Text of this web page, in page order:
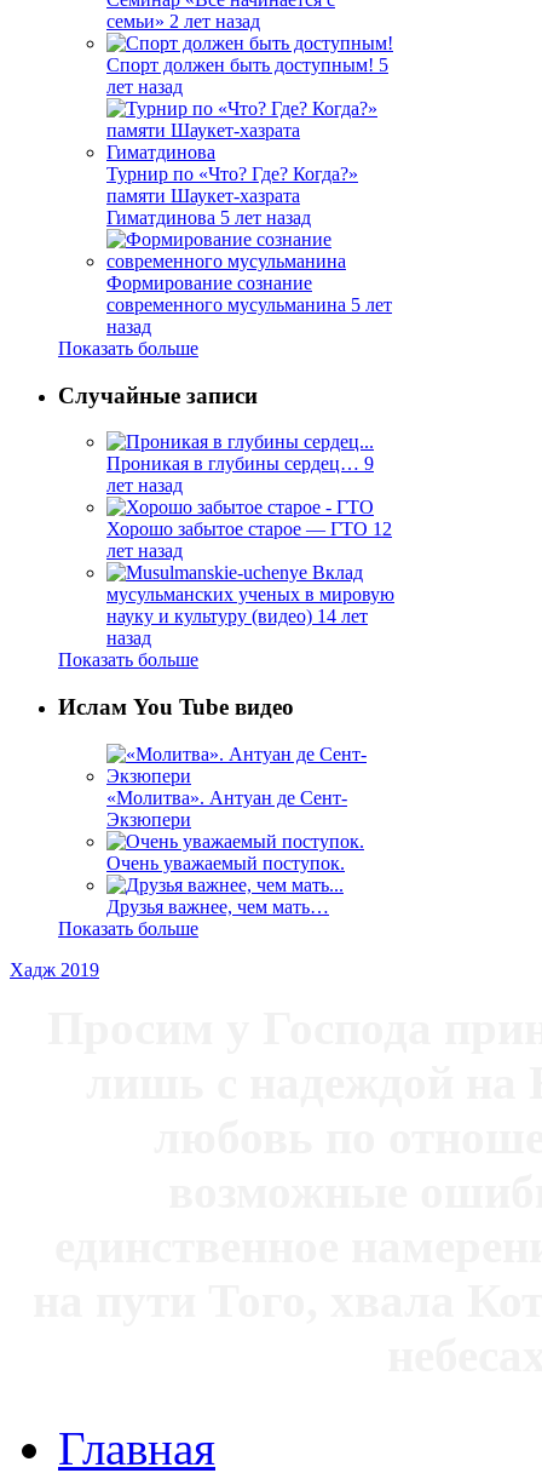
семьи» 2 лет назад
Спорт должен быть доступным! 5
лет назад
Турнир по «Что? Где? Когда?»
памяти Шаукет-хазрата
Гиматдинова 5 лет назад
Формирование сознание
современного мусульманина 5 лет
назад
Показать больше
Случайные записи
Проникая в глубины сердец… 9
лет назад
Хорошо забытое старое — ГТО 12
лет назад
Вклад
мусульманских ученых в мировую
науку и культуру (видео) 14 лет
назад
Показать больше
Ислам You Tube видео
«Молитва». Антуан де Сент-
Экзюпери
Очень уважаемый поступок.
Друзья важнее, чем мать…
Показать больше
Хадж 2019
Главная